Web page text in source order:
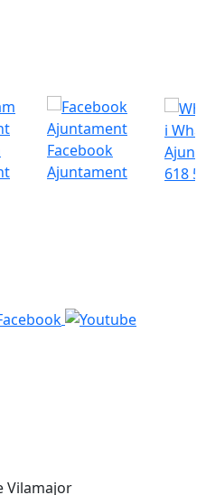
Facebook
Ajuntament
i
618
Vilamajor